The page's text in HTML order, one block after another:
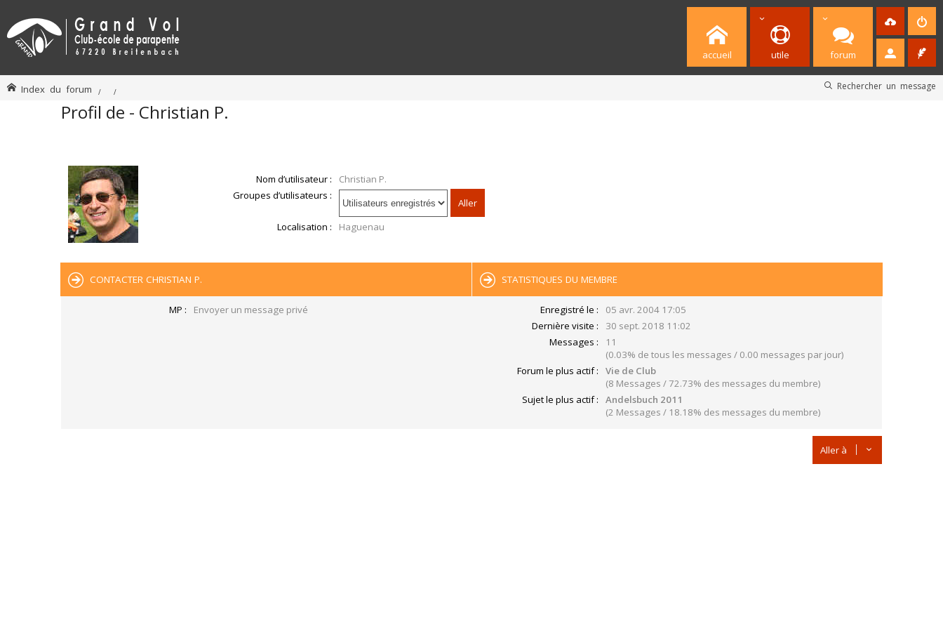
accueil utile forum
Rechercher un message
Index du forum
Profil de - Christian P.
Nom d’utilisateur :
Christian P.
Groupes d’utilisateurs :
Localisation : Haguenau
CONTACTER CHRISTIAN P.
MP : Envoyer un message privé
STATISTIQUES DU MEMBRE
Enregistré le :
05 avr. 2004 17:05
Dernière visite :
30 sept. 2018 11:02
Messages :
11
(0.03% de tous les messages / 0.00 messages par jour)
Forum le plus actif :
Vie de Club
(8 Messages / 72.73% des messages du membre)
Sujet le plus actif :
Andelsbuch 2011
(2 Messages / 18.18% des messages du membre)
Aller à